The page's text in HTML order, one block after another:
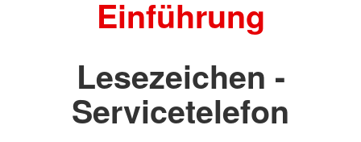
Einführung
Lesezeichen -
Servicetelefon